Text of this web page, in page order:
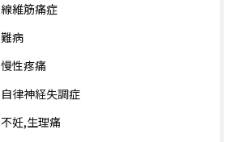
線維筋痛症
難病
慢性疼痛
自律神経失調症
不妊,生理痛